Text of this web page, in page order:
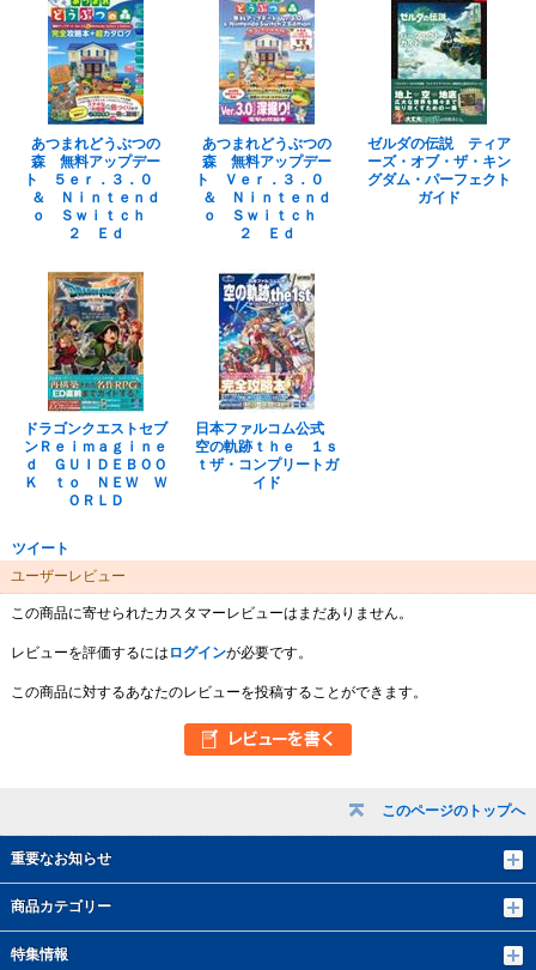
このページのトップへ
重要なお知らせ
商品カテゴリー
特集情報
あつまれどうぶつの
森 無料アップデー
ト ５ｅｒ．３．０
＆ Ｎｉｎｔｅｎｄ
ｏ Ｓｗｉｔｃｈ
２ Ｅｄ
あつまれどうぶつの
森 無料アップデー
ト Ｖｅｒ．３．０
＆ Ｎｉｎｔｅｎｄ
ｏ Ｓｗｉｔｃｈ
２ Ｅｄ
ゼルダの伝説 ティア
ーズ・オブ・ザ・キン
グダム・パーフェクト
ガイド
ドラゴンクエストセブ
ンＲｅｉｍａｇｉｎｅ
ｄ ＧＵＩＤＥＢＯＯ
Ｋ ｔｏ ＮＥＷ Ｗ
ＯＲＬＤ
日本ファルコム公式
空の軌跡ｔｈｅ １ｓ
ｔザ・コンプリートガ
イド
ツイート
ユーザーレビュー
この商品に寄せられたカスタマーレビューはまだありません。
レビューを評価するには ログインが必要です。
この商品に対するあなたのレビューを投稿することができます。